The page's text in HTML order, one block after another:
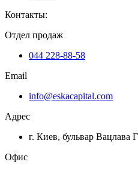
Контакты:
Отдел продаж
044 228-88-58
Email
info@eskacapital.com
Адрес
г. Киев, бульвар Вацлава
Офис